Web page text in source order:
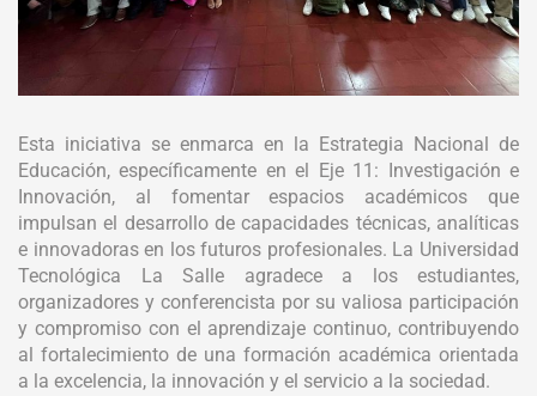
Esta iniciativa se enmarca en la Estrategia Nacional de
Educación, específicamente en el Eje 11: Investigación e
Innovación, al fomentar espacios académicos que
impulsan el desarrollo de capacidades técnicas, analíticas
e innovadoras en los futuros profesionales. La Universidad
Tecnológica La Salle agradece a los estudiantes,
organizadores y conferencista por su valiosa participación
y compromiso con el aprendizaje continuo, contribuyendo
al fortalecimiento de una formación académica orientada
a la excelencia, la innovación y el servicio a la sociedad.